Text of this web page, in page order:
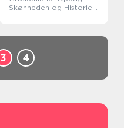
Skønheden og Historien
3 4